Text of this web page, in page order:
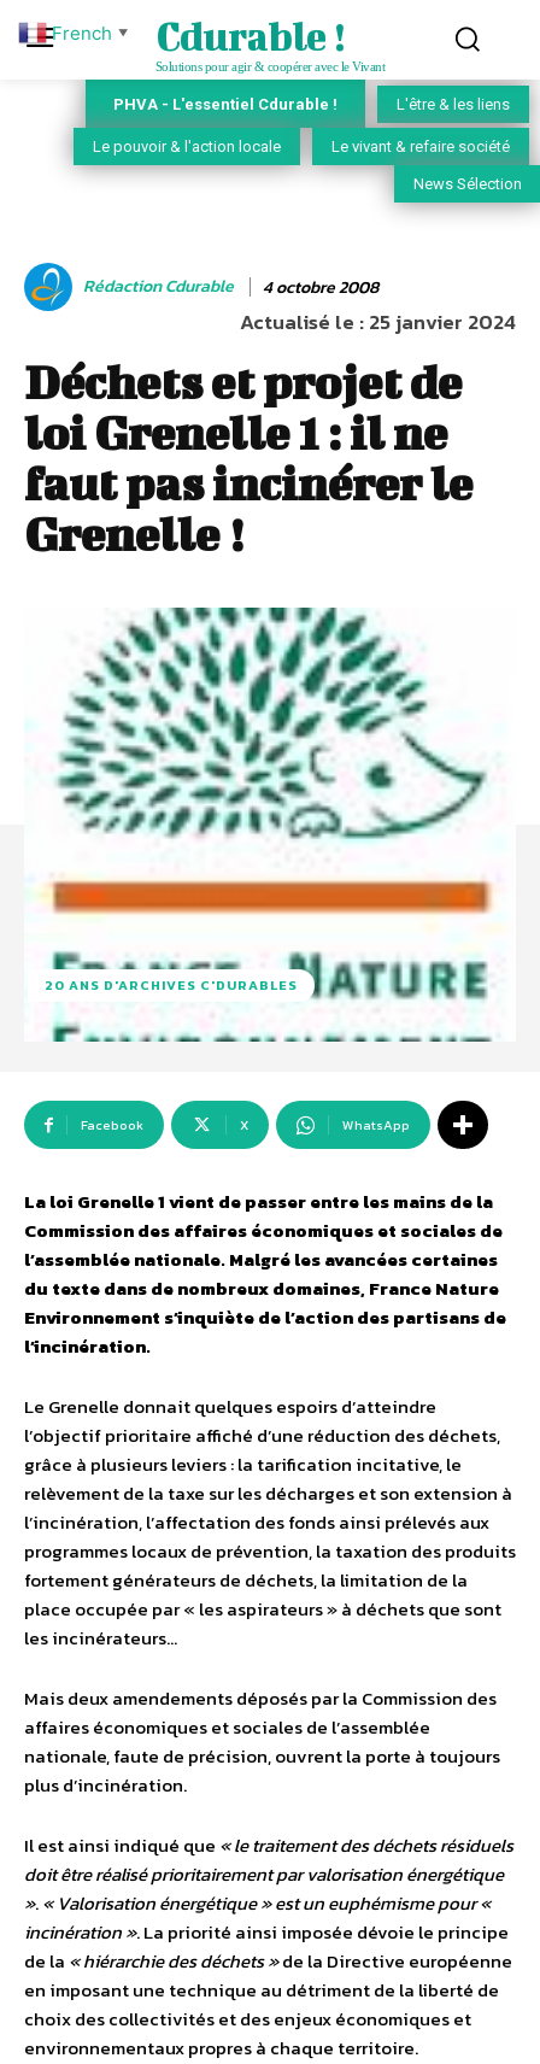
Cdurable !
Solutions pour agir & coopérer avec le Vivant
PHVA - L'essentiel Cdurable ! L'être & les liens
Le pouvoir & l'action locale Le vivant & refaire société
News Sélection
Rédaction Cdurable 4 octobre 2008
Actualisé le :25 janvier 2024
Déchets et projet de
loi Grenelle 1 : il ne
faut pas incinérer le
Grenelle !
20 ANS D'ARCHIVES C'DURABLES
Facebook X WhatsApp
La loi Grenelle 1 vient de passer entre les mains de la
Commission des affaires économiques et sociales de
l’assemblée nationale. Malgré les avancées certaines
du texte dans de nombreux domaines, France Nature
Environnement s’inquiète de l’action des partisans de
l’incinération.
Le Grenelle donnait quelques espoirs d’atteindre
l’objectif prioritaire affiché d’une réduction des déchets,
grâce à plusieurs leviers : la tarification incitative, le
relèvement de la taxe sur les décharges et son extension à
l’incinération, l’affectation des fonds ainsi prélevés aux
programmes locaux de prévention, la taxation des produits
fortement générateurs de déchets, la limitation de la
place occupée par « les aspirateurs » à déchets que sont
les incinérateurs…
Mais deux amendements déposés par la Commission des
affaires économiques et sociales de l’assemblée
nationale, faute de précision, ouvrent la porte à toujours
plus d’incinération.
Il est ainsi indiqué que « le traitement des déchets résiduels
doit être réalisé prioritairement par valorisation énergétique
».« Valorisation énergétique » est un euphémisme pour «
incinération ». La priorité ainsi imposée dévoie le principe
de la « hiérarchie des déchets »de la Directive européenne
en imposant une technique au détriment de la liberté de
choix des collectivités et des enjeux économiques et
environnementaux propres à chaque territoire.
French ▼